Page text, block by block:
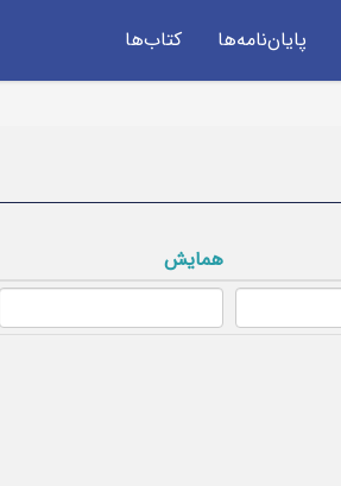
پایان‌نامه‌ها کتاب‌ها
همایش